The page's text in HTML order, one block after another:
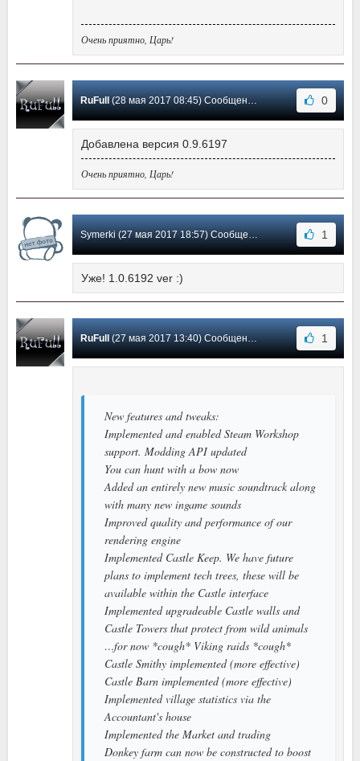
Очень приятно, Царь!
RuFull (28 мая 2017 08:45) Сообщение #50 0
Добавлена версия 0.9.6197
Очень приятно, Царь!
Symerki (27 мая 2017 18:57) Сообщение #49 1
Уже! 1.0.6192 ver :)
RuFull (27 мая 2017 13:40) Сообщение #48 1
New features and tweaks:
Implemented and enabled Steam Workshop
support. Modding API updated
You can hunt with a bow now
Added an entirely new music soundtrack along
with many new ingame sounds
Improved quality and performance of our
rendering engine
Implemented Castle Keep. We have future
plans to implement tech trees, these will be
available within the Castle interface
Implemented upgradeable Castle walls and
Castle Towers that protect from wild animals
…for now *cough* Viking raids *cough*
Castle Smithy implemented (more effective)
Castle Barn implemented (more effective)
Implemented village statistics via the
Accountant's house
Implemented the Market and trading
Donkey farm can now be constructed to boost